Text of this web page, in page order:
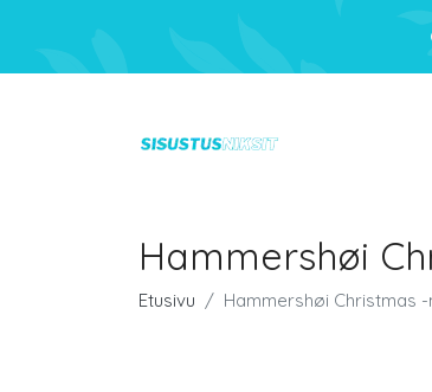
Hammershøi
Etusivu Hammershøi Christmas